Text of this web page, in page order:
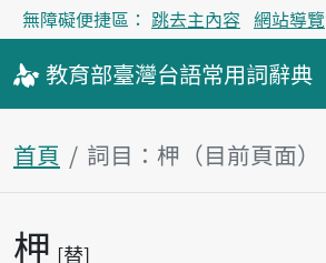
無障礙便捷區： 跳去主內容 網站導覽
教育部臺灣台語常用詞辭典
首頁 詞目：柙（目前頁面）
主內容區塊
柙 替